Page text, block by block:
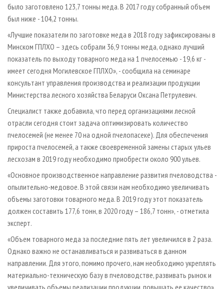
БИОЭНЕРГЕТИКА
ЦБП
ИНСТРУМЕНТ И МАТЕРИАЛЫ
RUSSIAN FORESTRY REVIEW
ГАЗЕТА ЛЕСПРОМФОРУМ
БИБЛИОТЕКА СПЕЦИАЛИСТА
было заготовлено 123,7 тонны меда. В 2017 году собранный объем
был ниже - 104,2 тонны.
«Лучшие показатели по заготовке меда в 2018 году зафиксированы в
Минском ГПЛХО – здесь собрали 36,9 тонны меда, однако лучший
показатель по выходу товарного меда на 1 пчелосемью - 19,6 кг -
имеет сегодня Могилевское ГПЛХО», - сообщила на семинаре
консультант управления производства и реализации продукции
Министерства лесного хозяйства Беларуси Оксана Петрулевич.
Специалист также добавила, что перед организациями лесной
отрасли сегодня стоит задача оптимизировать количество
пчелосемей (не менее 70 на одной пчелопасеке). Для обеспечения
прироста пчелосемей, а также своевременной замены старых ульев
лесхозам в 2019 году необходимо приобрести около 900 ульев.
«Основное производственное направление развития пчеловодства -
опылительно-медовое. В этой связи нам необходимо увеличивать
объемы заготовки товарного меда. В 2019 году этот показатель
должен составить 177,6 тонн, в 2020 году – 186,7 тонн», - отметила
эксперт.
«Объем товарного меда за последние пять лет увеличился в 2 раза.
Однако важно не останавливаться и развиваться в данном
направлении. Для этого, помимо прочего, нам необходимо укреплять
материально-техническую базу в пчеловодстве, развивать рынок и
увеличивать объемы реализации продукции, повышать ее качество»,